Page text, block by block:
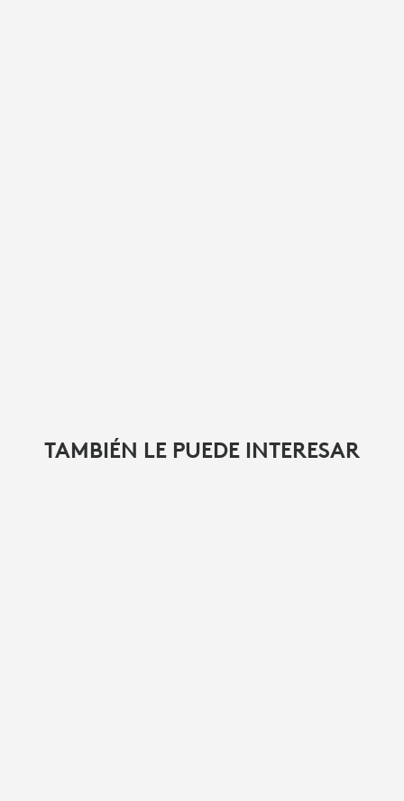
TAMBIÉN LE PUEDE INTERESAR